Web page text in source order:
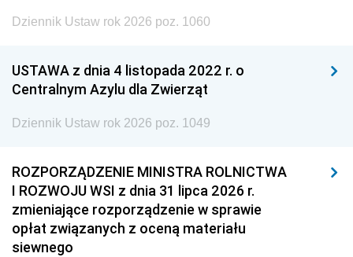
Dziennik Ustaw rok 2026 poz. 1060
USTAWA z dnia 4 listopada 2022 r. o
Centralnym Azylu dla Zwierząt
Dziennik Ustaw rok 2026 poz. 1049
ROZPORZĄDZENIE MINISTRA ROLNICTWA
I ROZWOJU WSI z dnia 31 lipca 2026 r.
zmieniające rozporządzenie w sprawie
opłat związanych z oceną materiału
siewnego